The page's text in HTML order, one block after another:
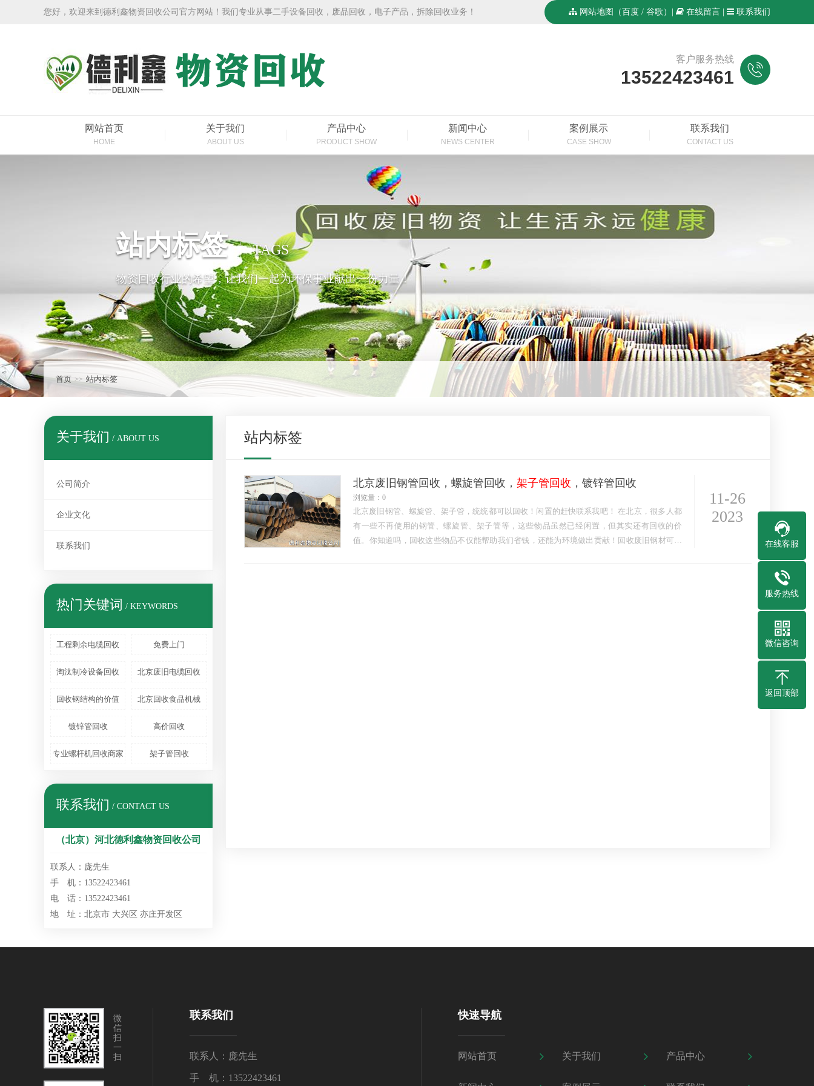
您好，欢迎来到德利鑫物资回收公司官方网站！我们专业从事二手设备回收，废品回收，电子产品，拆除回收业务！ 网站地图 （百度 / 谷歌 ）| 在线留言 联系我们
客户服务热线
13522423461
网站首页
HOME
关于我们
ABOUT US
产品中心
PRODUCT SHOW
新闻中心
NEWS CENTER
案例展示
CASE SHOW
联系我们
CONTACT US
站内标签 TAGS
物资回收行业的希望，让我们一起为环保事业献出一份力量！
首页 站内标签
关于我们 / ABOUT US
公司简介
企业文化
联系我们
热门关键词 / KEYWORDS
工程剩余电缆回收 免费上门
淘汰制冷设备回收 北京废旧电缆回收
回收钢结构的价值 北京回收食品机械
镀锌管回收 高价回收
专业螺杆机回收商家 架子管回收
联系我们 / CONTACT US
（北京）河北德利鑫物资回收公司
联系人：庞先生
手 机：13522423461
电 话：13522423461
地 址：北京市 大兴区 亦庄开发区
站内标签
北京废旧钢管回收，螺旋管回收， 架子管回收 ，镀锌管回收
浏览量：0
北京废旧钢管、螺旋管、架子管，统统都可以回收！闲置的赶快联系我吧！ 在北京，很多人都
有一些不再使用的钢管、螺旋管、架子管等，这些物品虽然已经闲置，但其实还有回收的价
值。你知道吗，回收这些物品不仅能帮助我们省钱，还能为环境做出贡献！回收废旧钢材可以
11-26
2023
微
信
扫
一
扫
联系我们
联系人：庞先生
手 机：13522423461
快速导航
网站首页 关于我们 产品中心
在线客服
服务热线
微信咨询
返回顶部